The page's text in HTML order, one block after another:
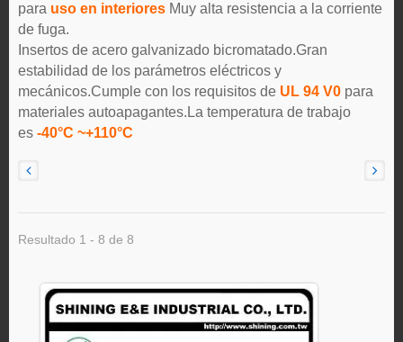
para uso en interiores Muy alta resistencia a la corriente
de fuga.
Insertos de acero galvanizado bicromatado.Gran
estabilidad de los parámetros eléctricos y
mecánicos.Cumple con los requisitos de UL 94 V0 para
materiales autoapagantes.La temperatura de trabajo
es -40°C ~+110°C
Resultado 1 - 8 de 8